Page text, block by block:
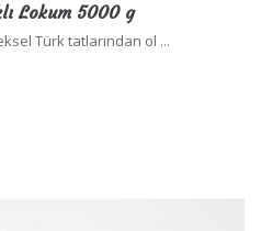
Lokum 5000 g
Türk tatlarından ol ...